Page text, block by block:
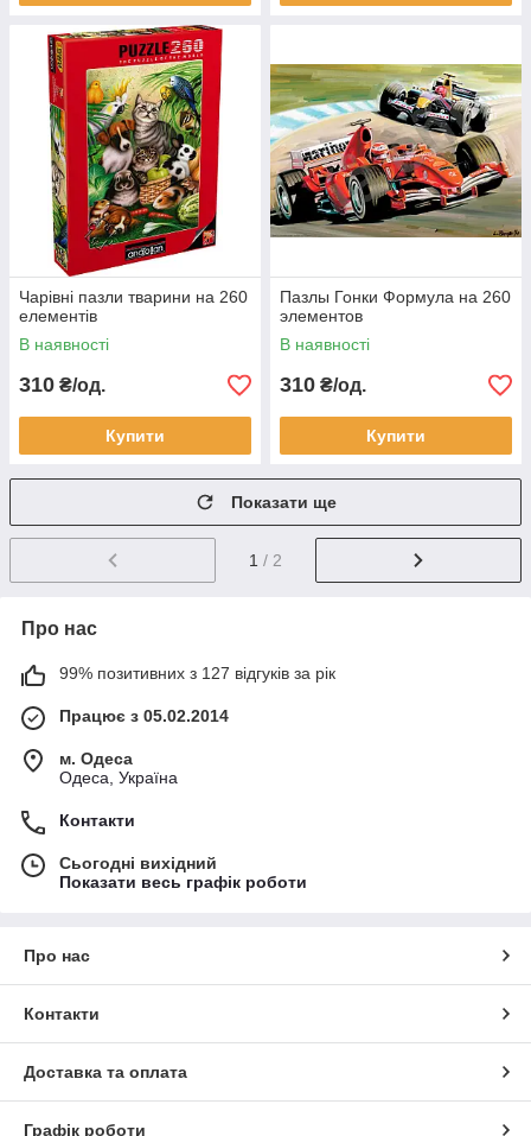
Чарівні пазли тварини на 260
елементів
В наявності
310 ₴/од.
Купити
Пазлы Гонки Формула на 260
элементов
В наявності
310 ₴/од.
Купити
Показати ще
1 / 2
Про нас
99% позитивних з 127 відгуків за рік
Працює з 05.02.2014
м. Одеса
Одеса, Україна
Контакти
Сьогодні вихідний
Показати весь графік роботи
Про нас
Контакти
Доставка та оплата
Графік роботи